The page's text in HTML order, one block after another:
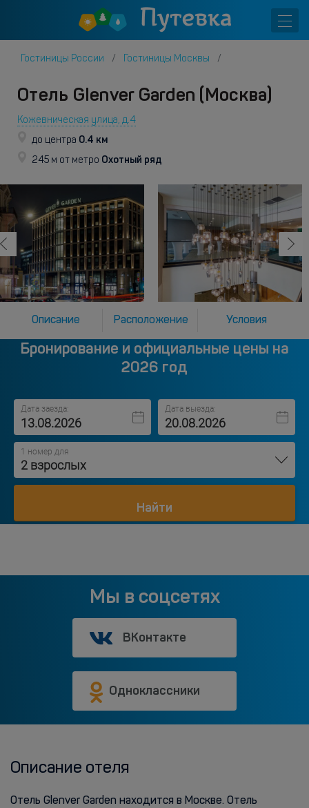
Гостиницы России Гостиницы Москвы
Отель Glenver Garden (Москва)
Кожевническая улица, д.4
до центра 0.4 км
245 м от метро Охотный ряд
Описание Расположение Условия
Бронирование и официальные цены на
2026 год
Дата заезда: Дата выезда:
1 номер для
2 взрослых
Найти
Мы в соцсетях
ВКонтакте
Одноклассники
Описание отеля
Отель Glenver Garden находится в Москве. Отель